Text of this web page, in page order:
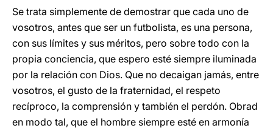
Se trata simplemente de demostrar que cada uno de
vosotros, antes que ser un futbolista, es una persona,
con sus límites y sus méritos, pero sobre todo con la
propia conciencia, que espero esté siempre iluminada
por la relación con Dios. Que no decaigan jamás, entre
vosotros, el gusto de la fraternidad, el respeto
recíproco, la comprensión y también el perdón. Obrad
en modo tal, que el hombre siempre esté en armonía